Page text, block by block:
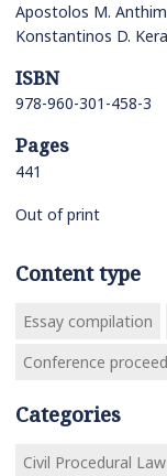
Apostolos M.
Konstantinos D.
ISBN
978-960-301-458-3
Pages
441
Out of print
Content type
Essay compilation
Conference
Categories
Civil Procedural